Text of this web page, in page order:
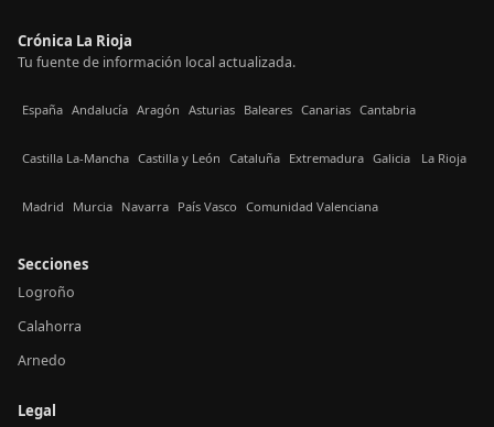
Crónica La Rioja
Tu fuente de información local actualizada.
España Andalucía Aragón Asturias Baleares Canarias Cantabria
Castilla La-Mancha Castilla y León Cataluña Extremadura Galicia La Rioja
Madrid Murcia Navarra País Vasco Comunidad Valenciana
Secciones
Logroño
Calahorra
Arnedo
Legal